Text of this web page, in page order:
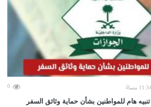
0
هام للمواطنين بشأن حماية وثائق السفر